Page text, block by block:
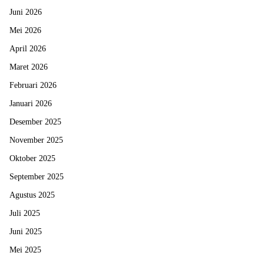
Juni 2026
Mei 2026
April 2026
Maret 2026
Februari 2026
Januari 2026
Desember 2025
November 2025
Oktober 2025
September 2025
Agustus 2025
Juli 2025
Juni 2025
Mei 2025